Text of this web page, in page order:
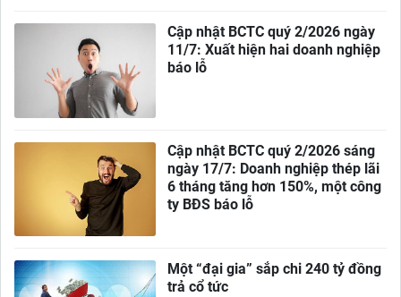
Cập nhật BCTC quý 2/2026 ngày
11/7: Xuất hiện hai doanh nghiệp
báo lỗ
Cập nhật BCTC quý 2/2026 sáng
ngày 17/7: Doanh nghiệp thép lãi
6 tháng tăng hơn 150%, một công
ty BĐS báo lỗ
Một “đại gia” sắp chi 240 tỷ đồng
trả cổ tức